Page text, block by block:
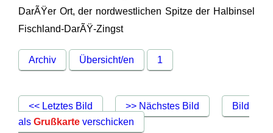
DarÃŸer Ort, der nordwestlichen Spitze der Halbinsel
Fischland-DarÃŸ-Zingst
Archiv Übersicht/en 1
<< Letztes Bild >> Nächstes Bild
Bild
alsGrußkarte verschicken